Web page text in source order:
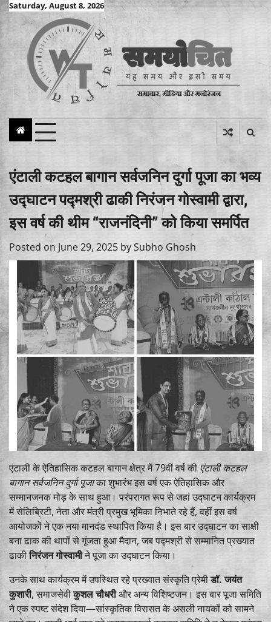
Skip
to
content
Saturday, August 8, 2026
एंटाली कटहल बागान सर्वजनिन दुर्गा पूजा का भव्य
उद्घाटन पद्मश्री ढाकी निरंजन गोस्वामी द्वारा,
इस वर्ष की थीम “राजनंदिनी” को किया समर्पित
Posted on June 29, 2025 bySubho Ghosh
एंटाली के ऐतिहासिक कटहल बागान क्षेत्र में 79वीं वर्ष की एंटाली कटहल
बागान सर्वजनिन दुर्गा पूजाका शुभारंभ इस वर्ष एक ऐतिहासिक और
सम्मानजनक मोड़ के साथ हुआ। परंपरागत रूप से जहां उद्घाटन कार्यक्रम
में सेलिब्रिटी, नेता और मंत्री प्रमुख भूमिका निभाते रहे हैं, वहीं इस वर्ष
आयोजकों ने एक नया मानदंड स्थापित किया है। इस बार उद्घाटन का साक्षी
बना ढाक की थापों से गूंजता हुआ मैदान, जब पद्मश्री से सम्मानित प्रख्यात
ढाकीनिरंजन गोस्वामीने पूजा का उद्घाटन किया।
उनके साथ कार्यक्रम में उपस्थित रहे प्रख्यात संस्कृति प्रेमीडॉ. जयंत
कुशारी, समाजसेवीकुशल चौधरीऔर अन्य विशिष्टजन। इस बार पूजा समिति
ने एक स्पष्ट संदेश दिया—सांस्कृतिक विरासत के असली नायकों को सामने